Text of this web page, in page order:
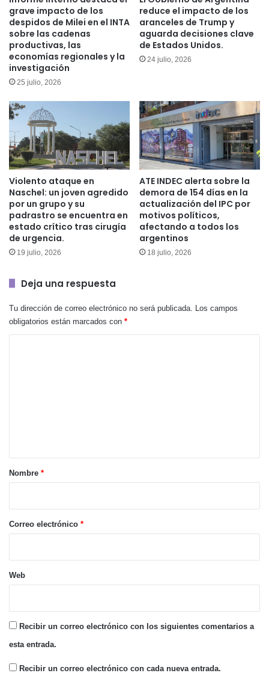
grave impacto de los
despidos de Milei en el INTA
sobre las cadenas
productivas, las
economías regionales y la
investigación
25 julio, 2026
reduce el impacto de los
aranceles de Trump y
aguarda decisiones clave
de Estados Unidos.
24 julio, 2026
Violento ataque en
Naschel: un joven agredido
por un grupo y su
padrastro se encuentra en
estado crítico tras cirugía
de urgencia.
19 julio, 2026
ATE INDEC alerta sobre la
demora de 154 días en la
actualización del IPC por
motivos políticos,
afectando a todos los
argentinos
18 julio, 2026
Deja una respuesta
Tu dirección de correo electrónico no será publicada. Los campos
obligatorios están marcados con *
r
*
Nombre *
Correo electrónico *
Web
Recibir un correo electrónico con los siguientes comentarios a
esta entrada.
Recibir un correo electrónico con cada nueva entrada.